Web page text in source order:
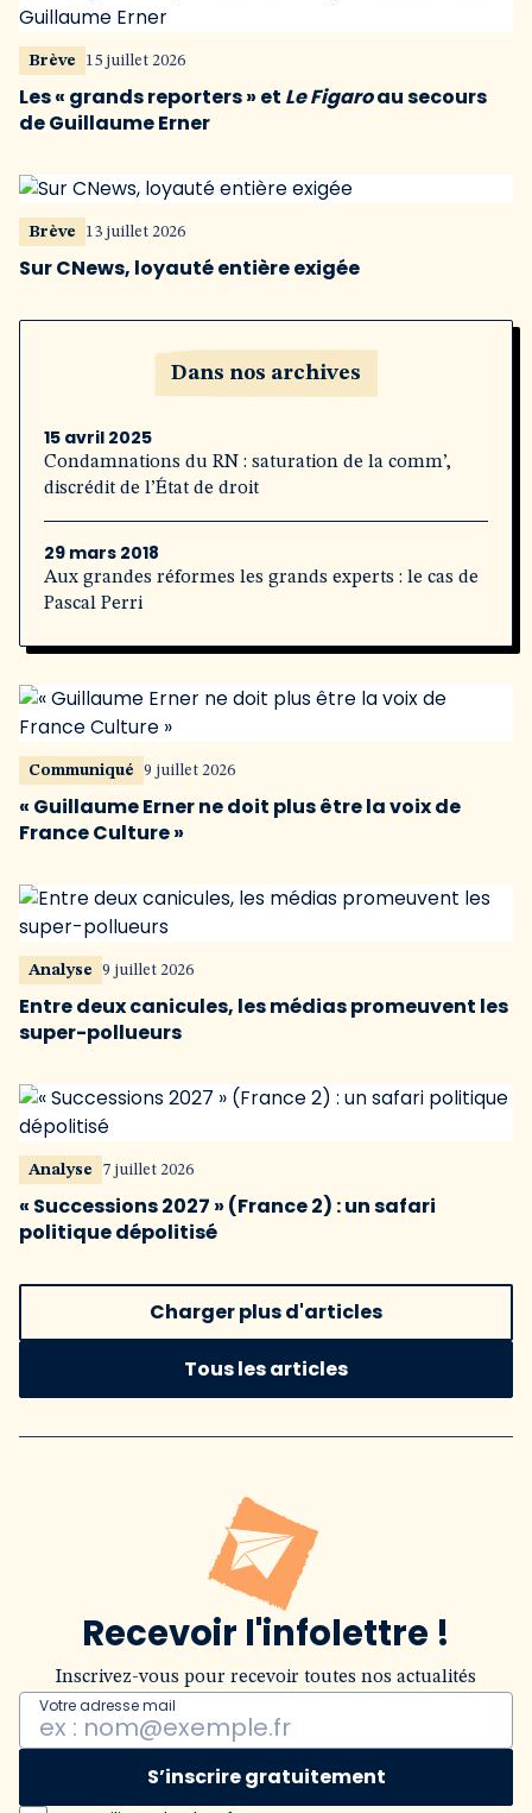
Brève 15 juillet 2026
Les « grands reporters » et Le Figaroau secours
de Guillaume Erner
Brève 13 juillet 2026
Sur CNews, loyauté entière exigée
Dans nos archives
15 avril 2025
Condamnations du RN : saturation de la comm’,
discrédit de l’État de droit
29 mars 2018
Aux grandes réformes les grands experts : le cas de
Pascal Perri
Communiqué 9 juillet 2026
« Guillaume Erner ne doit plus être la voix de
France Culture »
Analyse 9 juillet 2026
Entre deux canicules, les médias promeuvent les
super-pollueurs
Analyse 7 juillet 2026
« Successions 2027 » (France 2) : un safari
politique dépolitisé
Charger plus d'articles
Tous les articles
Recevoir l'infolettre !
Inscrivez-vous pour recevoir toutes nos actualités
Votre adresse mail
S’inscrire gratuitement